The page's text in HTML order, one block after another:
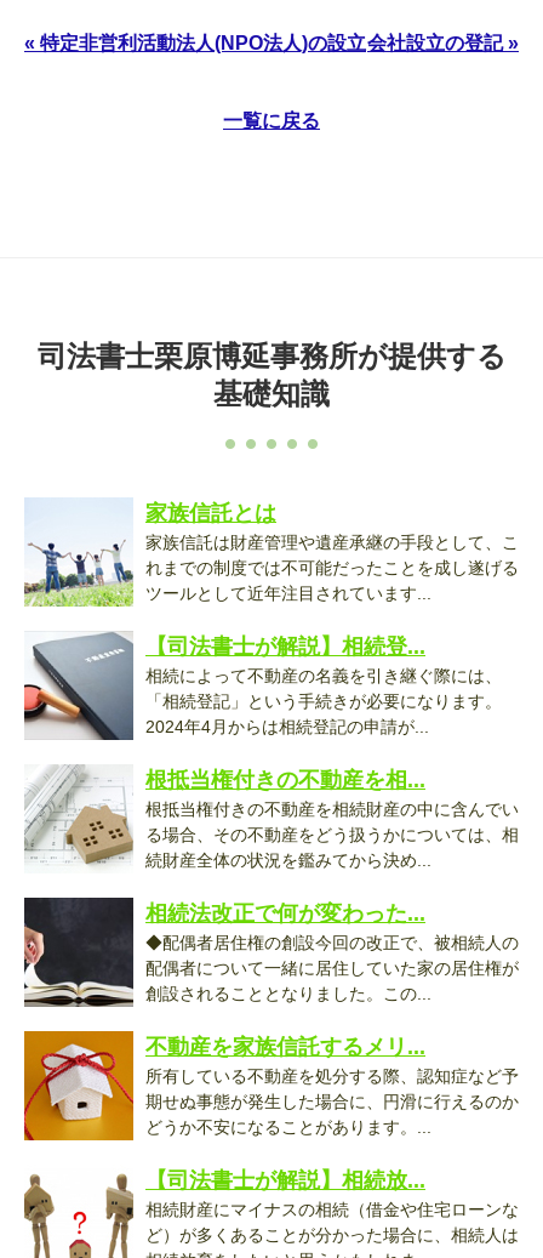
« 特定非営利活動法人(NPO法人)の設立会社設立の登記 »
一覧に戻る
司法書士栗原博延事務所が提供する
基礎知識
家族信託とは
家族信託は財産管理や遺産承継の手段として、こ
れまでの制度では不可能だったことを成し遂げる
ツールとして近年注目されています...
【司法書士が解説】相続登...
相続によって不動産の名義を引き継ぐ際には、
「相続登記」という手続きが必要になります。
2024年4月からは相続登記の申請が...
根抵当権付きの不動産を相...
根抵当権付きの不動産を相続財産の中に含んでい
る場合、その不動産をどう扱うかについては、相
続財産全体の状況を鑑みてから決め...
相続法改正で何が変わった...
◆配偶者居住権の創設今回の改正で、被相続人の
配偶者について一緒に居住していた家の居住権が
創設されることとなりました。この...
不動産を家族信託するメリ...
所有している不動産を処分する際、認知症など予
期せぬ事態が発生した場合に、円滑に行えるのか
どうか不安になることがあります。...
【司法書士が解説】相続放...
相続財産にマイナスの相続（借金や住宅ローンな
ど）が多くあることが分かった場合に、相続人は